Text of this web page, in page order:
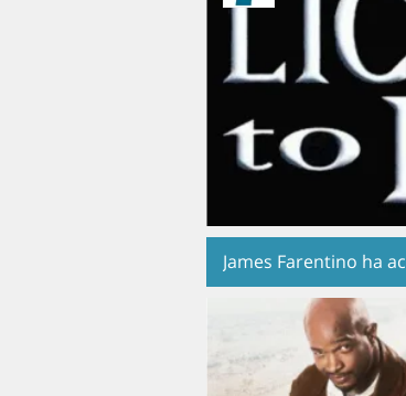
James Farentino ha